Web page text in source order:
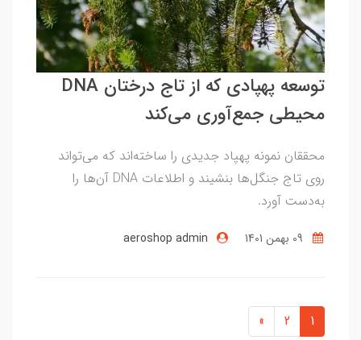
توسعه پهپادی که از تاج درختان DNA
محیطی جمع‌آوری می‌کند
محققان نمونه پهپاد جدیدی را ساخته‌اند که می‌تواند
روی تاج جنگل‌ها بنشیند و اطلاعات DNA آن‌ها را
به‌دست آورد.
aeroshop admin
1
2
»